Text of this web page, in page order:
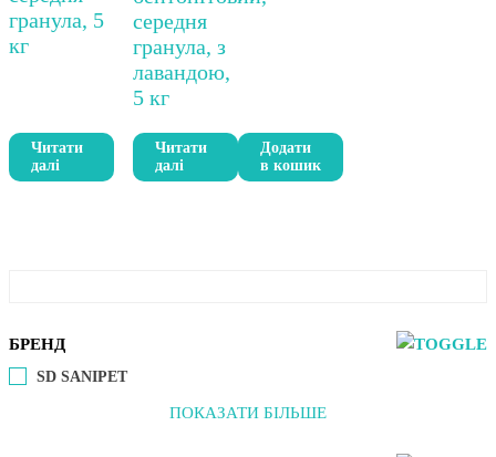
Читати
далі
Читати
далі
Додати
в кошик
БРЕНД
SD SANIPET
ПОКАЗАТИ БІЛЬШЕ